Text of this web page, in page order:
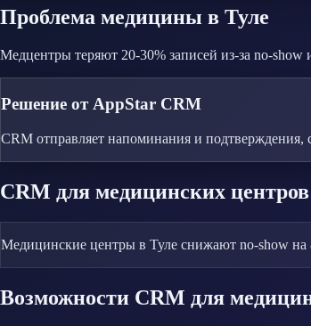
Проблема медицины в Туле
Медцентры теряют 20-30% записей из-за no-show
Решение от AppStar CRM
CRM отправляет напоминания и
CRM для медицинских центров
Медицинские центры в Туле снижают no-show
Возможности CRM для